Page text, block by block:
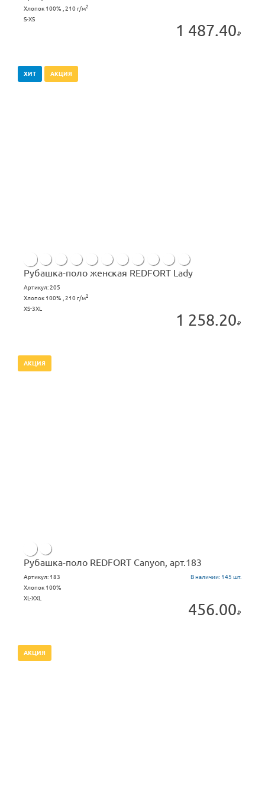
Хлопок 100% , 210 г/м2
S-XS
1 487.40
ХИТ АКЦИЯ
Рубашка-поло женская REDFORT Lady
Артикул:205
Хлопок 100% , 210 г/м2
XS-3XL
1 258.20
АКЦИЯ
Рубашка-поло REDFORT Canyon, арт.183
Артикул: 183 В наличии: 145 шт.
Хлопок 100%
XL-XXL
456.00
АКЦИЯ